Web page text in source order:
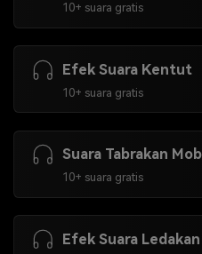
10+ suara gratis
Efek Suara Kentut
10+ suara gratis
Suara Tabrakan
10+ suara gratis
Efek Suara Ledakan